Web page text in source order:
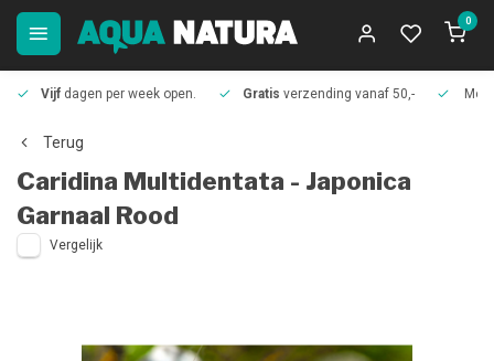
0
Vijf dagen per week open. Gratis verzending vanaf 50,-
Terug
Caridina Multidentata - Japonica
Garnaal Rood
Vergelijk